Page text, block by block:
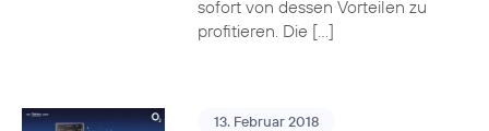
sofort von dessen Vorteilen zu
profitieren. Die […]
13. Februar 2018